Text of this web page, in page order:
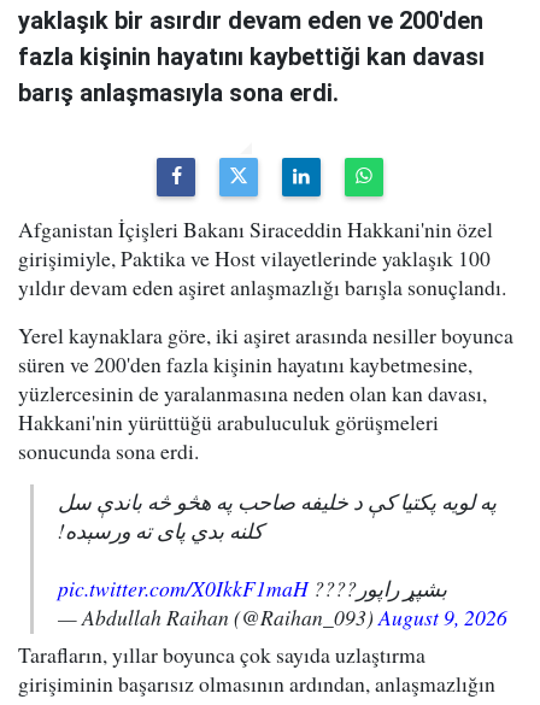
yaklaşık bir asırdır devam eden ve 200'den
fazla kişinin hayatını kaybettiği kan davası
barış anlaşmasıyla sona erdi.
Afganistan İçişleri Bakanı Siraceddin Hakkani'nin özel
girişimiyle, Paktika ve Host vilayetlerinde yaklaşık 100
yıldır devam eden aşiret anlaşmazlığı barışla sonuçlandı.
Yerel kaynaklara göre, iki aşiret arasında nesiller boyunca
süren ve 200'den fazla kişinin hayatını kaybetmesine,
yüzlercesinin de yaralanmasına neden olan kan davası,
Hakkani'nin yürüttüğü arabuluculuk görüşmeleri
sonucunda sona erdi.
په لویه پکتیا کې د خلیفه صاحب په هڅو څه باندې سل
کلنه بدي پای ته ورسېده!
بشپړ راپور????pic.twitter.com/X0IkkF1maH
— Abdullah Raihan (@Raihan_093)August 9, 2026
Tarafların, yıllar boyunca çok sayıda uzlaştırma
girişiminin başarısız olmasının ardından, anlaşmazlığın